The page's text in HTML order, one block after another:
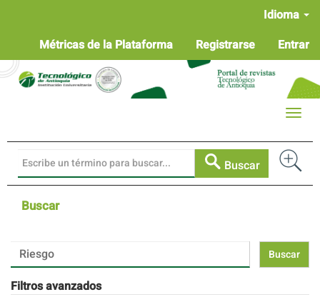
Contenido
principal
Barra
lateral
Idioma
Métricas de la Plataforma
Registrarse Entrar
Buscar
Toggle
Buscar
Buscar
artículos
por
Filtros avanzados